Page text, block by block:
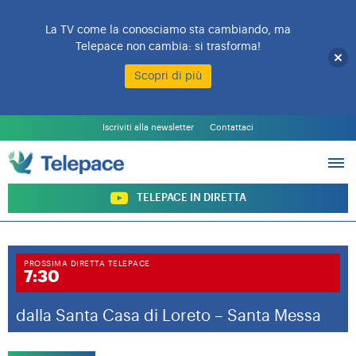
Iscriviti alla newsletter Contattaci
TELEPACE IN DIRETTA
L’EMITTENTE
PALINSESTO
PROGRAMMI
ARCHIVIO PROGRAMMI
SOSTIENI TELEPACE
PROSSIMA DIRETTA TELEPACE
7:30
dalla Santa Casa di Loreto – Santa Messa
La TV come la conosciamo sta cambiando, ma
Telepace non cambia: si trasforma!
Scopri di più